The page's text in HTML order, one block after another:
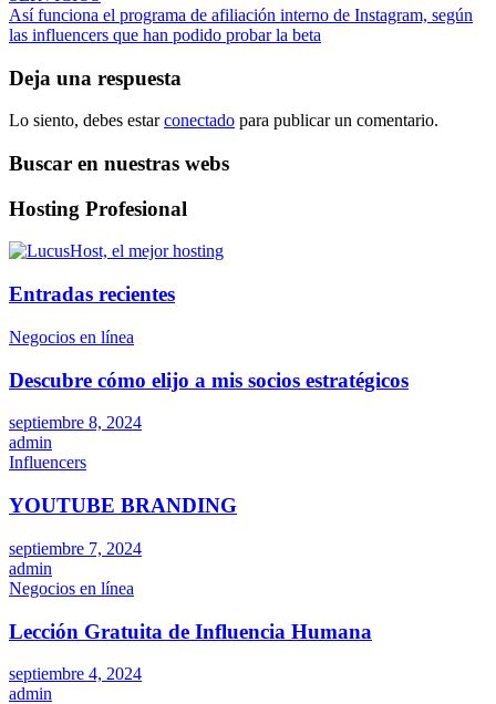
entradas
Así funciona el programa de afiliación interno de Instagram, según
las influencers que han podido probar la beta
Deja una respuesta
Lo siento, debes estarconectado para publicar un comentario.
Buscar en nuestras webs
Hosting Profesional
Entradas recientes
Negocios en línea
Descubre cómo elijo a mis socios estratégicos
septiembre 8, 2024
admin
Influencers
YOUTUBE BRANDING
septiembre 7, 2024
admin
Negocios en línea
Lección Gratuita de Influencia Humana
septiembre 4, 2024
admin